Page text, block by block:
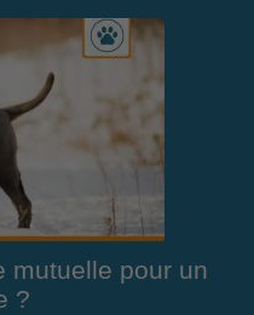
mutuelle pour un
?